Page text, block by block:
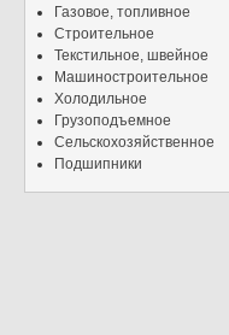
Газовое, топливное
Строительное
Текстильное, швейное
Машиностроительное
Холодильное
Грузоподъемное
Сельскохозяйственное
Подшипники